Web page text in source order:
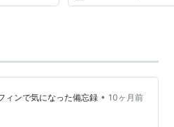
ィンで気になった備忘録 • 10ヶ月前